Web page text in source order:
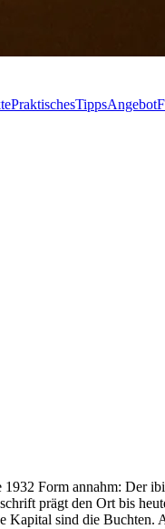
PraktischesTippsAngebot
Form annahm: Der
prägt den Ort bis
sind die